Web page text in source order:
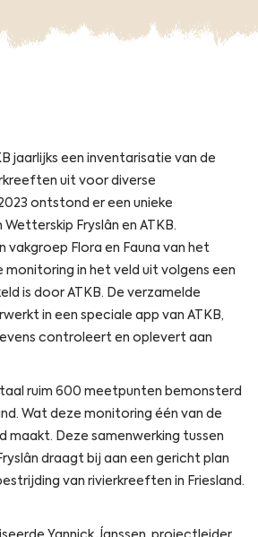
jaarlijks een inventarisatie van de
uit voor diverse
ontstond er een unieke
Fryslân en ATKB.
vakgroep Flora en Fauna van het
monitoring in het veld uit volgens een
is door ATKB. De verzamelde
in een speciale app van ATKB,
controleert en oplevert aan
ruim 600 meetpunten bemonsterd
Wat deze monitoring één van de
maakt. Deze samenwerking tussen
draagt bij aan een gericht plan
van rivierkreeften in Friesland.